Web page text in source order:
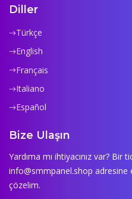
Diller
Türkçe
English
Français
Italiano
Español
Bize Ulaşın
Yardıma mı ihtiyacınız var? Bir
info@smmpanel.shop adresine
çözelim.